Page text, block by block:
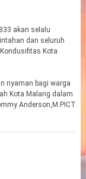
akan selalu
dan seluruh
Kota
nyaman bagi warga
Kota Malang dalam
Anderson,M.PICT